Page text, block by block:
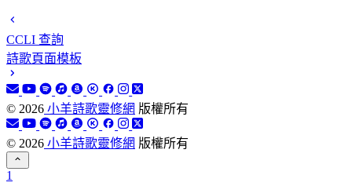
CCLI 查詢
詩歌頁面模板
© 2026 小羊詩歌靈修網 版權所有
© 2026 小羊詩歌靈修網 版權所有
1